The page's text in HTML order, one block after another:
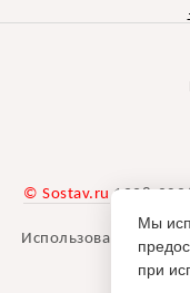
© Sostav.ru 1998-
Использование
Мы
при